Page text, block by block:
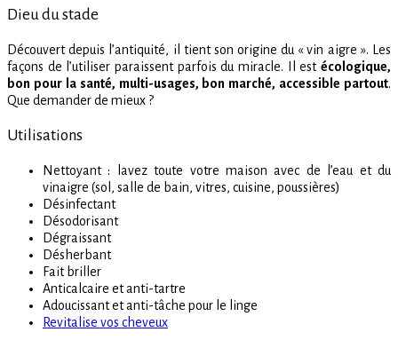
Dieu du stade
Découvert depuis l’antiquité, il tient son origine du « vin aigre ». Les
façons de l’utiliser paraissent parfois du miracle. Il est écologique,
bon pour la santé, multi-usages, bon marché, accessible partout.
Que demander de mieux ?
Utilisations
Nettoyant : lavez toute votre maison avec de l’eau et du
vinaigre (sol, salle de bain, vitres, cuisine, poussières)
Désinfectant
Désodorisant
Dégraissant
Désherbant
Fait briller
Anticalcaire et anti-tartre
Adoucissant et anti-tâche pour le linge
Revitalise vos cheveux